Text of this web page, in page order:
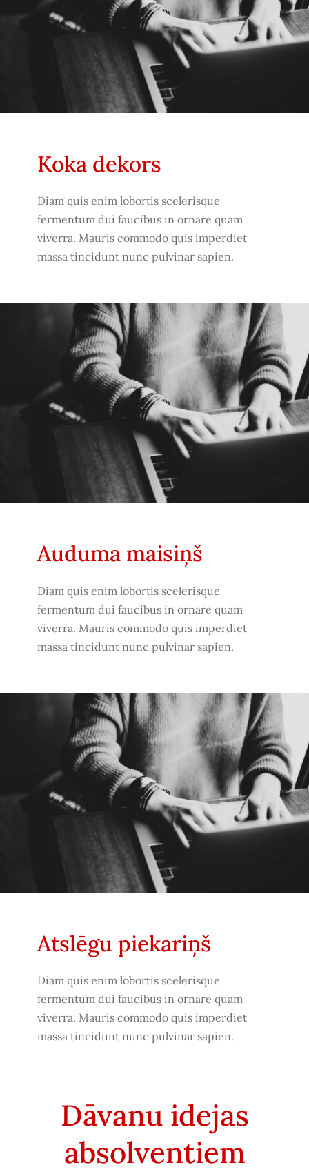
Koka dekors
Diam quis enim lobortis scelerisque
fermentum dui faucibus in ornare quam
viverra. Mauris commodo quis imperdiet
massa tincidunt nunc pulvinar sapien.
Auduma maisiņš
Diam quis enim lobortis scelerisque
fermentum dui faucibus in ornare quam
viverra. Mauris commodo quis imperdiet
massa tincidunt nunc pulvinar sapien.
Atslēgu piekariņš
Diam quis enim lobortis scelerisque
fermentum dui faucibus in ornare quam
viverra. Mauris commodo quis imperdiet
massa tincidunt nunc pulvinar sapien.
Dāvanu idejas
absolventiem